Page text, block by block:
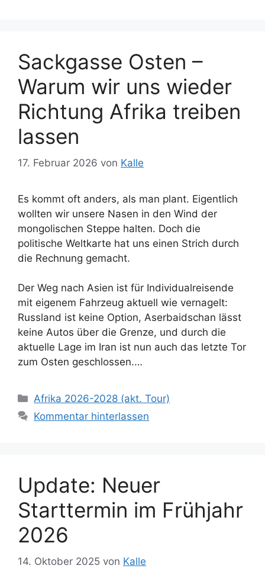
Sackgasse Osten –
Warum wir uns wieder
Richtung Afrika treiben
lassen
17. Februar 2026 von Kalle
Es kommt oft anders, als man plant. Eigentlich
wollten wir unsere Nasen in den Wind der
mongolischen Steppe halten. Doch die
politische Weltkarte hat uns einen Strich durch
die Rechnung gemacht.
Der Weg nach Asien ist für Individualreisende
mit eigenem Fahrzeug aktuell wie vernagelt:
Russland ist keine Option, Aserbaidschan lässt
keine Autos über die Grenze, und durch die
aktuelle Lage im Iran ist nun auch das letzte Tor
zum Osten geschlossen.…
Kategorien
Afrika 2026-2028 (akt. Tour)
Kommentar hinterlassen
Update: Neuer
Starttermin im Frühjahr
2026
14. Oktober 2025 von Kalle